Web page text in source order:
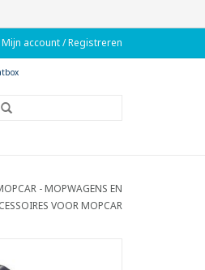
Mijn account / Registreren
- MOPWAGENS EN
VOOR MOPCAR
voor het blokkeren van